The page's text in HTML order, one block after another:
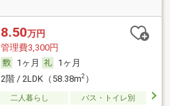
8.50万円
管理費3,300円
1ヶ月
1ヶ月
2階 / 2LDK（58.38m2）
二人暮らし
バス・トイレ別